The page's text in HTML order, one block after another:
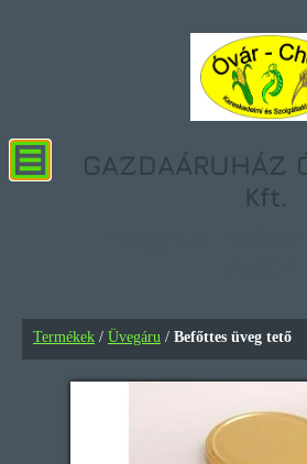
GAZDAÁRUHÁZ
Kft.
Termékek / Üvegáru / Befőttes üveg tető